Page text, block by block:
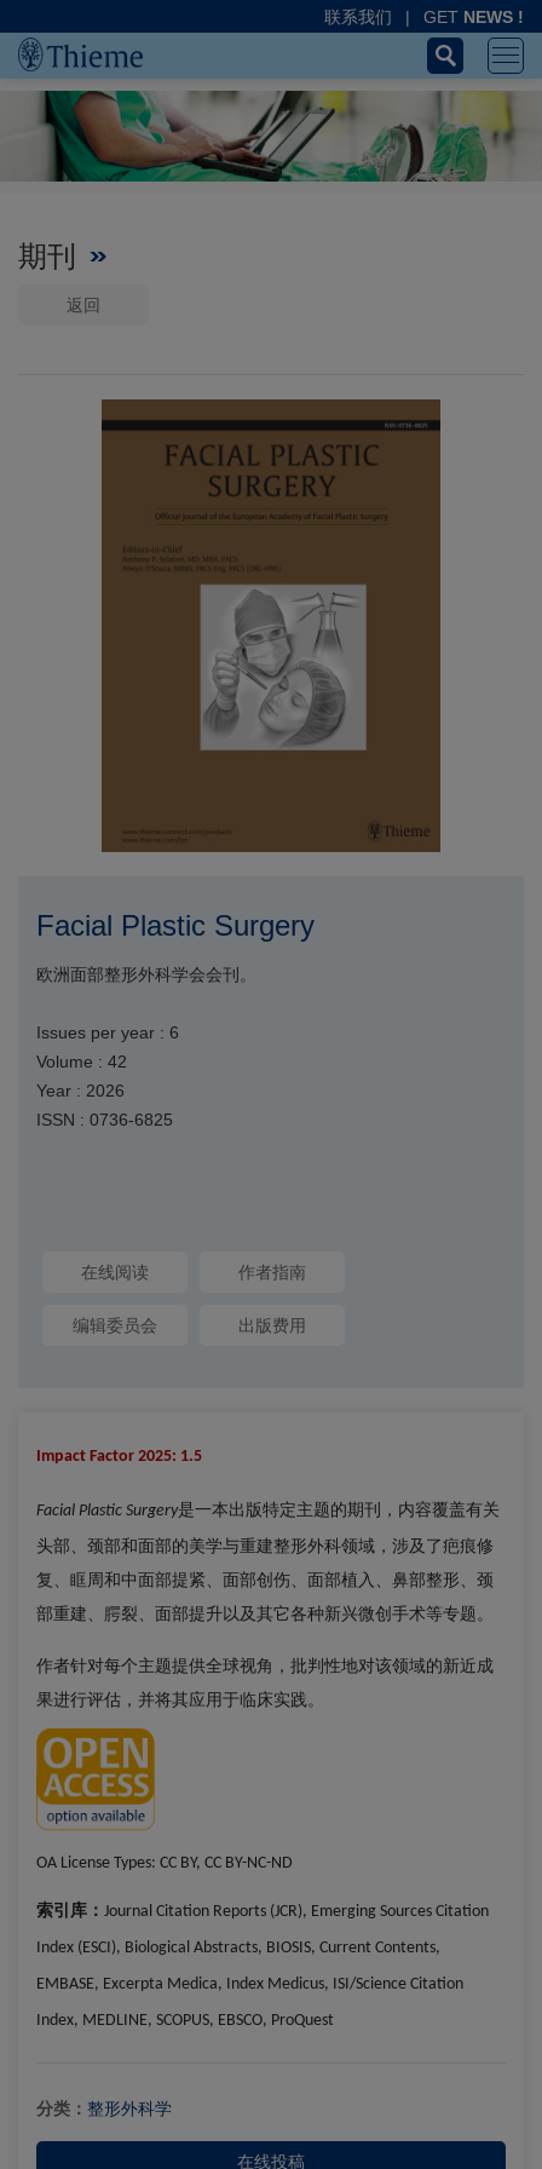
联系我们 | GET NEWS !
期刊
返回
Facial Plastic Surgery
欧洲面部整形外科学会会刊。
Issues per year : 6
Volume : 42
Year : 2026
ISSN : 0736-6825
在线阅读 作者指南
编辑委员会 出版费用
Impact Factor 2025: 1.5
Facial Plastic Surgery是一本出版特定主题的期刊，内容覆盖有关
头部、颈部和面部的美学与重建整形外科领域，涉及了疤痕修
复、眶周和中面部提紧、面部创伤、面部植入、鼻部整形、颈
部重建、腭裂、面部提升以及其它各种新兴微创手术等专题。
作者针对每个主题提供全球视角，批判性地对该领域的新近成
果进行评估，并将其应用于临床实践。
OA License Types: CC BY, CC BY-NC-ND
索引库： Journal Citation Reports (JCR), Emerging Sources Citation
Index (ESCI), Biological Abstracts, BIOSIS, Current Contents,
EMBASE, Excerpta Medica, Index Medicus, ISI/Science Citation
Index, MEDLINE, SCOPUS, EBSCO, ProQuest
分类： 整形外科学
在线投稿